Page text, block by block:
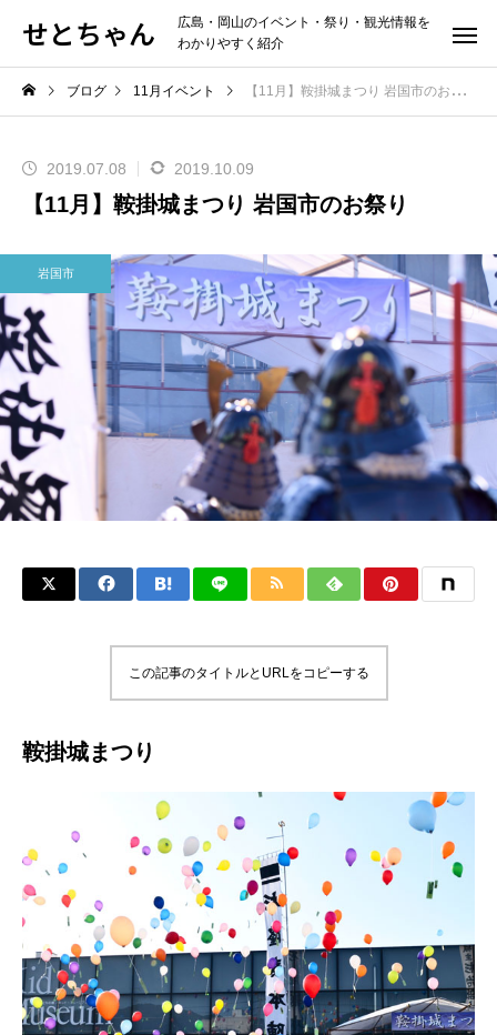
せとちゃん
広島・岡山のイベント・祭り・観光情報を
わかりやすく紹介
ブログ 11月イベント 【11月】鞍掛城まつり 岩国市のお祭り
2019.07.08 2019.10.09
【11月】鞍掛城まつり 岩国市のお祭り
岩国市
この記事のタイトルとURLをコピーする
鞍掛城まつり